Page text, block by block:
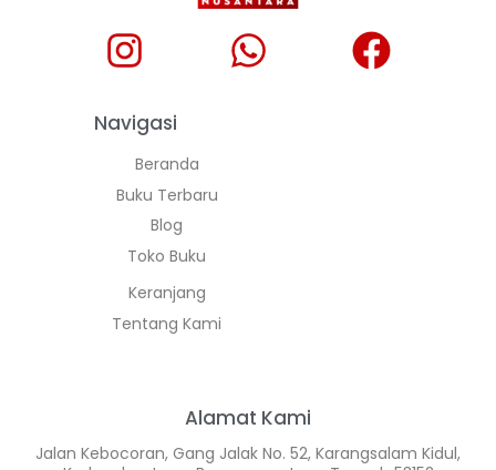
Navigasi
Beranda
Buku Terbaru
Blog
Toko Buku
Keranjang
Tentang Kami
Alamat Kami
Jalan Kebocoran, Gang Jalak No. 52, Karangsalam Kidul,